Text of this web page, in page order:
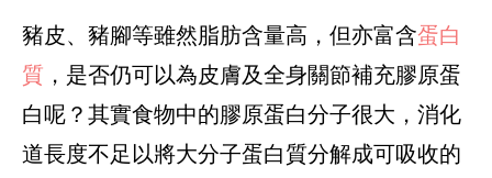
豬皮、豬腳等雖然脂肪含量高，但亦富含蛋白
質 ，是否仍可以為皮膚及全身關節補充膠原蛋
白呢？其實食物中的膠原蛋白分子很大，消化
道長度不足以將大分子蛋白質分解成可吸收的